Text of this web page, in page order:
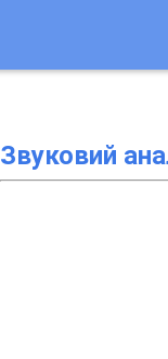
Звуковий